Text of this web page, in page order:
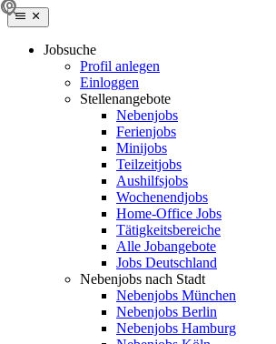
Jobsuche
Profil anlegen
Einloggen
Stellenangebote
Nebenjobs
Ferienjobs
Minijobs
Teilzeitjobs
Aushilfsjobs
Wochenendjobs
Home-Office Jobs
Tätigkeitsbereiche
Alle Jobangebote
Jobs Deutschland
Nebenjobs nach Stadt
Nebenjobs München
Nebenjobs Berlin
Nebenjobs Hamburg